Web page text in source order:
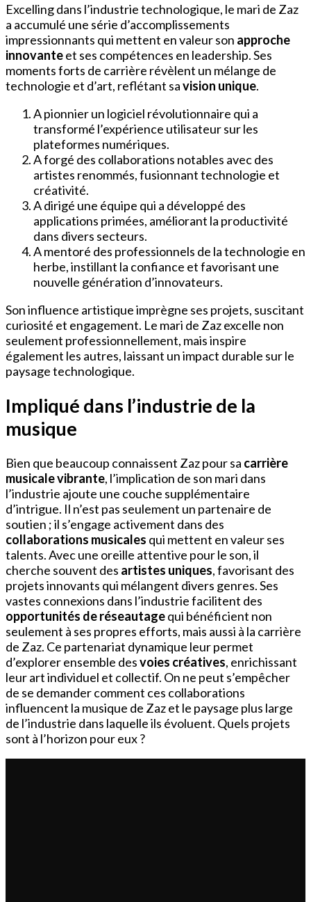
Excelling dans l’industrie technologique, le mari de Zaz
a accumulé une série d’accomplissements
impressionnants qui mettent en valeur son approche
innovanteet ses compétences en leadership. Ses
moments forts de carrière révèlent un mélange de
technologie et d’art, reflétant savision unique.
A pionnier un logiciel révolutionnaire qui a
transformé l’expérience utilisateur sur les
plateformes numériques.
A forgé des collaborations notables avec des
artistes renommés, fusionnant technologie et
créativité.
A dirigé une équipe qui a développé des
applications primées, améliorant la productivité
dans divers secteurs.
A mentoré des professionnels de la technologie en
herbe, instillant la confiance et favorisant une
nouvelle génération d’innovateurs.
Son influence artistique imprègne ses projets, suscitant
curiosité et engagement. Le mari de Zaz excelle non
seulement professionnellement, mais inspire
également les autres, laissant un impact durable sur le
paysage technologique.
Impliqué dans l’industrie de la
musique
Bien que beaucoup connaissent Zaz pour sa carrière
musicale vibrante, l’implication de son mari dans
l’industrie ajoute une couche supplémentaire
d’intrigue. Il n’est pas seulement un partenaire de
soutien ; il s’engage activement dans des
collaborations musicales qui mettent en valeur ses
talents. Avec une oreille attentive pour le son, il
cherche souvent des artistes uniques, favorisant des
projets innovants qui mélangent divers genres. Ses
vastes connexions dans l’industrie facilitent des
opportunités de réseautagequi bénéficient non
seulement à ses propres efforts, mais aussi à la carrière
de Zaz. Ce partenariat dynamique leur permet
d’explorer ensemble desvoies créatives, enrichissant
leur art individuel et collectif. On ne peut s’empêcher
de se demander comment ces collaborations
influencent la musique de Zaz et le paysage plus large
de l’industrie dans laquelle ils évoluent. Quels projets
sont à l’horizon pour eux ?